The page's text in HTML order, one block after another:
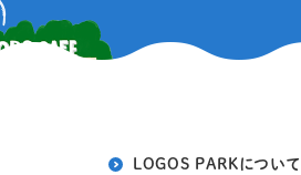
LOGOS PARKについて